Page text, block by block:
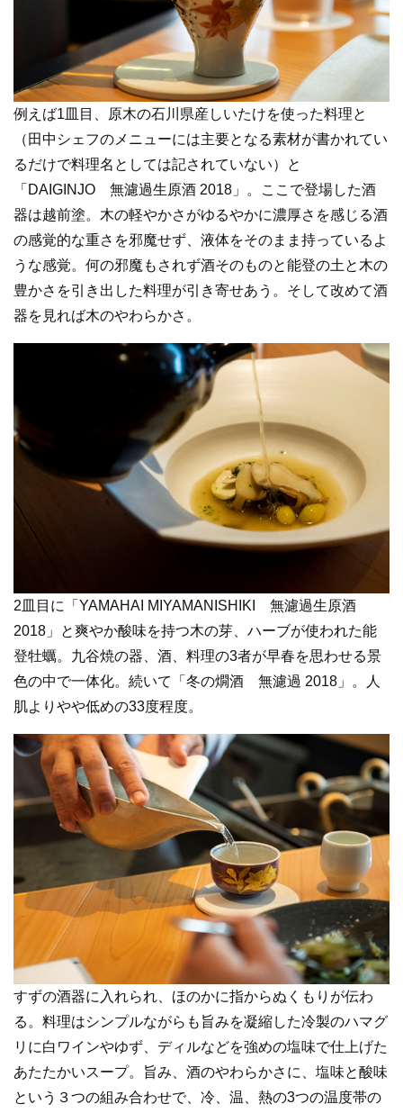
例えば1皿目、原木の石川県産しいたけを使った料理と
（田中シェフのメニューには主要となる素材が書かれてい
るだけで料理名としては記されていない）と
「DAIGINJO 無濾過生原酒 2018」。ここで登場した酒
器は越前塗。木の軽やかさがゆるやかに濃厚さを感じる酒
の感覚的な重さを邪魔せず、液体をそのまま持っているよ
うな感覚。何の邪魔もされず酒そのものと能登の土と木の
豊かさを引き出した料理が引き寄せあう。そして改めて酒
器を見れば木のやわらかさ。
2皿目に「YAMAHAI MIYAMANISHIKI 無濾過生原酒
2018」と爽やか酸味を持つ木の芽、ハーブが使われた能
登牡蠣。九谷焼の器、酒、料理の3者が早春を思わせる景
色の中で一体化。続いて「冬の燗酒 無濾過 2018」。人
肌よりやや低めの33度程度。
すずの酒器に入れられ、ほのかに指からぬくもりが伝わ
る。料理はシンプルながらも旨みを凝縮した冷製のハマグ
リに白ワインやゆず、ディルなどを強めの塩味で仕上げた
あたたかいスープ。旨み、酒のやわらかさに、塩味と酸味
という３つの組み合わせで、冷、温、熱の3つの温度帯の